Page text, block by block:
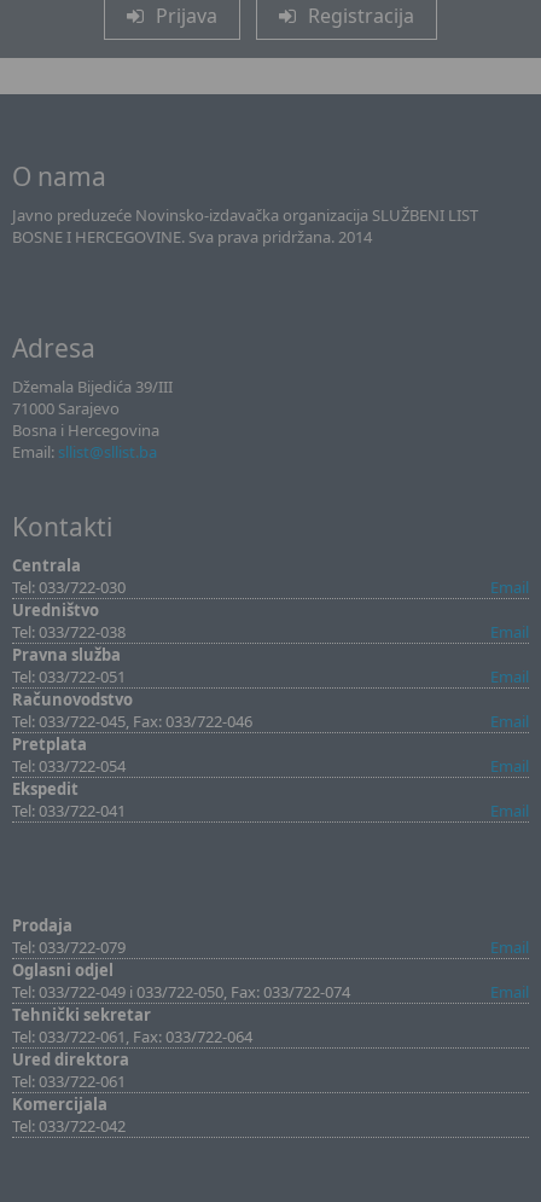
Prijava Registracija
O nama
Javno preduzeće Novinsko-izdavačka organizacija SLUŽBENI LIST
BOSNE I HERCEGOVINE. Sva prava pridržana. 2014
Adresa
Džemala Bijedića 39/III
71000 Sarajevo
Bosna i Hercegovina
Email: sllist@sllist.ba
Kontakti
Centrala
Tel: 033/722-030
Email
Uredništvo
Tel: 033/722-038
Email
Pravna služba
Tel: 033/722-051
Email
Računovodstvo
Tel: 033/722-045, Fax: 033/722-046
Email
Pretplata
Tel: 033/722-054
Email
Ekspedit
Tel: 033/722-041
Email
Prodaja
Tel: 033/722-079
Email
Oglasni odjel
Tel: 033/722-049 i 033/722-050, Fax: 033/722-074
Email
Tehnički sekretar
Tel: 033/722-061, Fax: 033/722-064
Ured direktora
Tel: 033/722-061
Komercijala
Tel: 033/722-042